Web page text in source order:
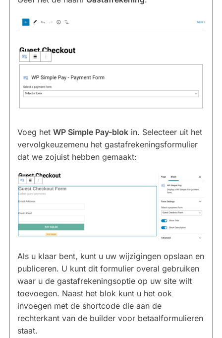
Voeg het WP Simple Pay-blok in. Selecteer uit het
vervolgkeuzemenu het gastafrekeningsformulier
dat we zojuist hebben gemaakt:
Als u klaar bent, kunt u uw wijzigingen opslaan en
publiceren. U kunt dit formulier overal gebruiken
waar u de gastafrekeningsoptie op uw site wilt
toevoegen. Naast het blok kunt u het ook
invoegen met de shortcode die aan de
rechterkant van de builder voor betaalformulieren
staat.